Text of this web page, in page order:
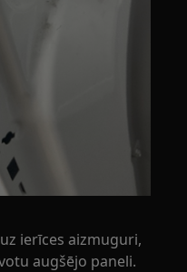
ierīces aizmuguri,
augšējo paneli.